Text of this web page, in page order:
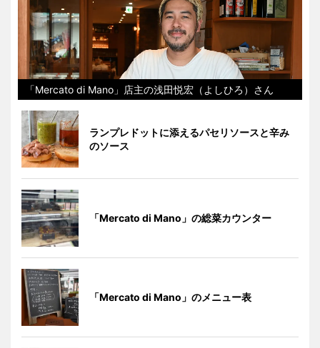
「Mercato di Mano」店主の浅田悦宏（よしひろ）さん
ランプレドットに添えるパセリソースと辛み
のソース
「Mercato di Mano」の総菜カウンター
「Mercato di Mano」のメニュー表